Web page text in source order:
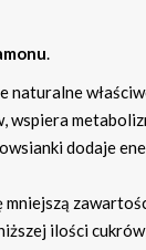
.
naturalne
wspiera
dodaje
mniejszą
ilości